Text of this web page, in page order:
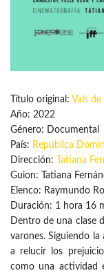
Título original: Vals
Año: 2022
Género: Documental
País: República
Dirección:
Tatiana
Guion: Tatiana
Elenco: Raymundo
Duración: 1 hora 16
Dentro de una clase
varones. Siguiendo
a relucir los
como una actividad